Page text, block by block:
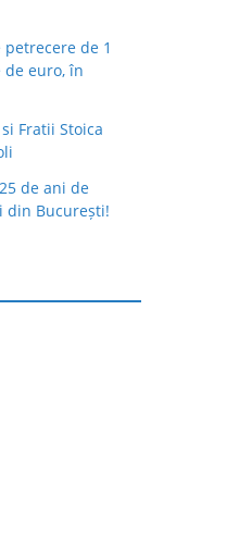
de 1
euro, în
Fratii Stoica
de ani de
din București!